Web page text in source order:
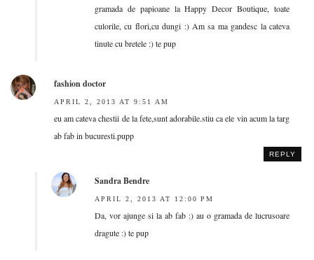
gramada de papioane la Happy Decor Boutique, toate
culorile, cu flori,cu dungi :) Am sa ma gandesc la cateva
tinute cu bretele :) te pup
fashion doctor
APRIL 2, 2013 AT 9:51 AM
eu am cateva chestii de la fete,sunt adorabile.stiu ca ele vin acum la targ
ab fab in bucuresti.pupp
REPLY
Sandra Bendre
APRIL 2, 2013 AT 12:00 PM
Da, vor ajunge si la ab fab :) au o gramada de lucrusoare
dragute :) te pup